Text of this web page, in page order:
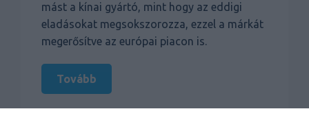
mást a kínai gyártó, mint hogy az eddigi
eladásokat megsokszorozza, ezzel a márkát
megerősítve az európai piacon is.
Tovább